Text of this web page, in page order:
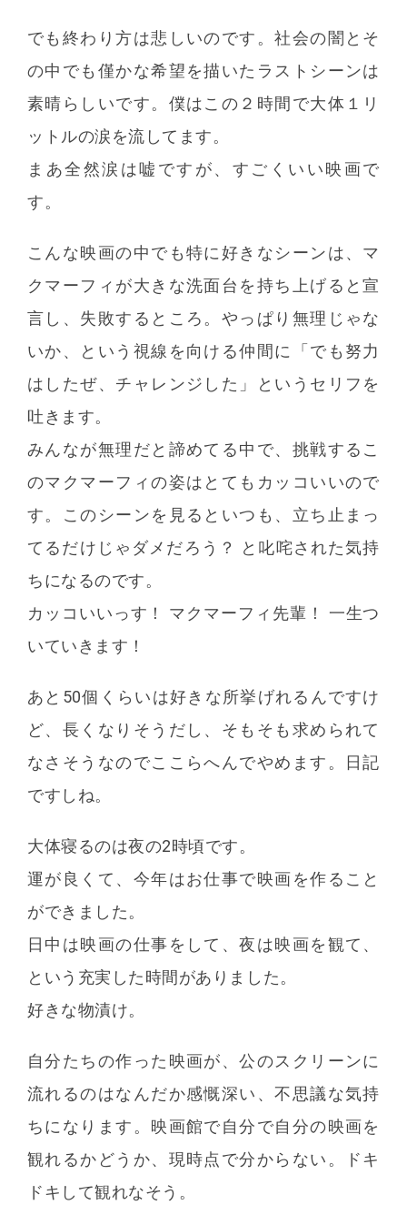
でも終わり方は悲しいのです。社会の闇とそ
の中でも僅かな希望を描いたラストシーンは
素晴らしいです。僕はこの２時間で大体１リ
ットルの涙を流してます。
まあ全然涙は嘘ですが、すごくいい映画で
す。
こんな映画の中でも特に好きなシーンは、マ
クマーフィが大きな洗面台を持ち上げると宣
言し、失敗するところ。やっぱり無理じゃな
いか、という視線を向ける仲間に「でも努力
はしたぜ、チャレンジした」というセリフを
吐きます。
みんなが無理だと諦めてる中で、挑戦するこ
のマクマーフィの姿はとてもカッコいいので
す。このシーンを見るといつも、立ち止まっ
てるだけじゃダメだろう？ と叱咤された気持
ちになるのです。
カッコいいっす！ マクマーフィ先輩！ 一生つ
いていきます！
あと50個くらいは好きな所挙げれるんですけ
ど、長くなりそうだし、そもそも求められて
なさそうなのでここらへんでやめます。日記
ですしね。
大体寝るのは夜の2時頃です。
運が良くて、今年はお仕事で映画を作ること
ができました。
日中は映画の仕事をして、夜は映画を観て、
という充実した時間がありました。
好きな物漬け。
自分たちの作った映画が、公のスクリーンに
流れるのはなんだか感慨深い、不思議な気持
ちになります。映画館で自分で自分の映画を
観れるかどうか、現時点で分からない。ドキ
ドキして観れなそう。